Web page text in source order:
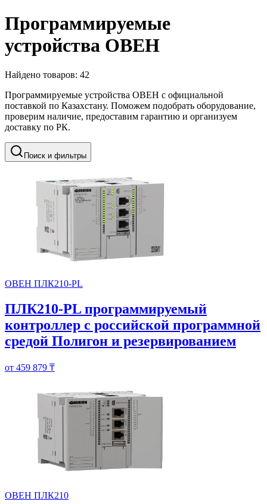
Программируемые
устройства ОВЕН
Найдено товаров: 42
Программируемые устройства ОВЕН с официальной
поставкой по Казахстану. Поможем подобрать оборудование,
проверим наличие, предоставим гарантию и организуем
доставку по РК.
Поиск и фильтры
ОВЕН ПЛК210-PL
ПЛК210-PL программируемый
контроллер с российской программной
средой Полигон и резервированием
от 459 879 ₸
ОВЕН ПЛК210